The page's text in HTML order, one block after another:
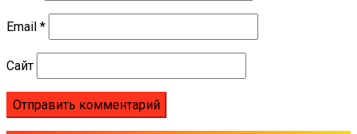
Email *
Сайт